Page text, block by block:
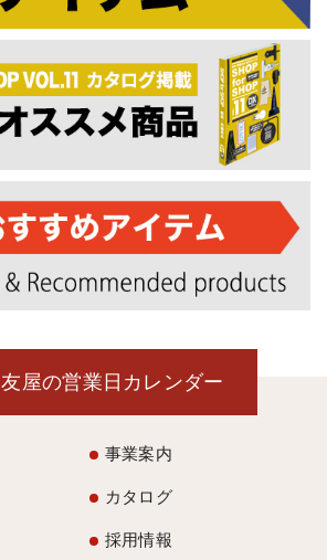
友屋の営業日カレンダー
事業案内
カタログ
採用情報